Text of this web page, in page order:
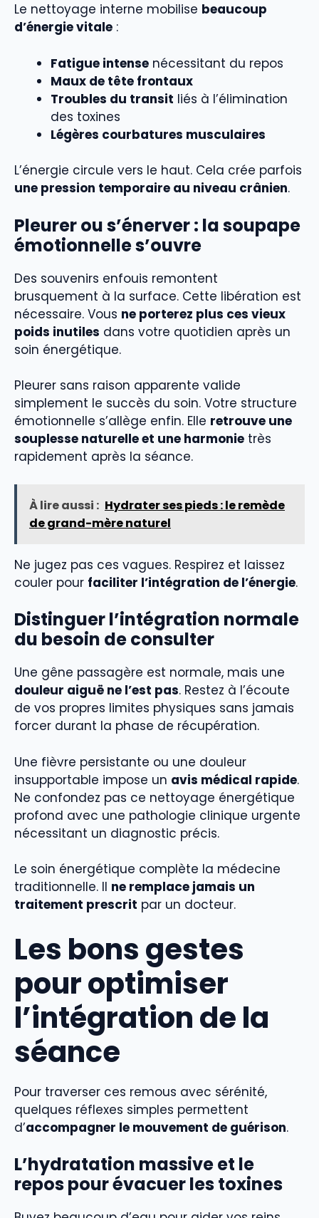
Le nettoyage interne mobilise beaucoup
d’énergie vitale :
Fatigue intense nécessitant du repos
Maux de tête frontaux
Troubles du transit liés à l’élimination
des toxines
Légères courbatures musculaires
L’énergie circule vers le haut. Cela crée parfois
une pression temporaire au niveau crânien.
Pleurer ou s’énerver : la soupape
émotionnelle s’ouvre
Des souvenirs enfouis remontent
brusquement à la surface. Cette libération est
nécessaire. Vous ne porterez plus ces vieux
poids inutiles dans votre quotidien après un
soin énergétique.
Pleurer sans raison apparente valide
simplement le succès du soin. Votre structure
émotionnelle s’allège enfin. Elle retrouve une
souplesse naturelle et une harmonie très
rapidement après la séance.
À lire aussi : Hydrater ses pieds : le remède
de grand-mère naturel
Ne jugez pas ces vagues. Respirez et laissez
couler pour faciliter l’intégration de l’énergie.
Distinguer l’intégration normale
du besoin de consulter
Une gêne passagère est normale, mais une
douleur aiguë ne l’est pas. Restez à l’écoute
de vos propres limites physiques sans jamais
forcer durant la phase de récupération.
Une fièvre persistante ou une douleur
insupportable impose un avis médical rapide.
Ne confondez pas ce nettoyage énergétique
profond avec une pathologie clinique urgente
nécessitant un diagnostic précis.
Le soin énergétique complète la médecine
traditionnelle. Il ne remplace jamais un
traitement prescrit par un docteur.
Les bons gestes
pour optimiser
l’intégration de la
séance
Pour traverser ces remous avec sérénité,
quelques réflexes simples permettent
d’accompagner le mouvement de guérison.
L’hydratation massive et le
repos pour évacuer les toxines